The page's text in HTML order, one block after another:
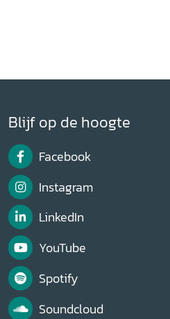
Blijf op de hoogte
Facebook
Instagram
LinkedIn
YouTube
Spotify
Soundcloud